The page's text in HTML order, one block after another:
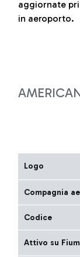
aggiornate
in aeroporto.
Logo
Compagnia
Codice
Attivo su